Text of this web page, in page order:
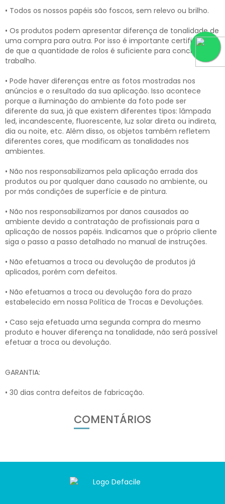
• Todos os nossos papéis são foscos, sem relevo ou brilho.
• Os produtos podem apresentar diferença de tonalidade de
uma compra para outra. Por isso é importante certificar-se
de que a quantidade de rolos é suficiente para concluir o
trabalho.
• Pode haver diferenças entre as fotos mostradas nos
anúncios e o resultado da sua aplicação. Isso acontece
porque a iluminação do ambiente da foto pode ser
diferente da sua, já que existem diferentes tipos: lâmpada
led, incandescente, fluorescente, luz solar direta ou indireta,
dia ou noite, etc. Além disso, os objetos também refletem
diferentes cores, que modificam as tonalidades nos
ambientes.
• Não nos responsabilizamos pela aplicação errada dos
produtos ou por qualquer dano causado no ambiente, ou
por más condições de superfície e de pintura.
• Não nos responsabilizamos por danos causados ao
ambiente devido a contratação de profissionais para a
aplicação de nossos papéis. Indicamos que o próprio cliente
siga o passo a passo detalhado no manual de instruções.
• Não efetuamos a troca ou devolução de produtos já
aplicados, porém com defeitos.
• Não efetuamos a troca ou devolução fora do prazo
estabelecido em nossa Política de Trocas e Devoluções.
• Caso seja efetuada uma segunda compra do mesmo
produto e houver diferença na tonalidade, não será possível
efetuar a troca ou devolução.
GARANTIA:
• 30 dias contra defeitos de fabricação.
COMENTÁRIOS